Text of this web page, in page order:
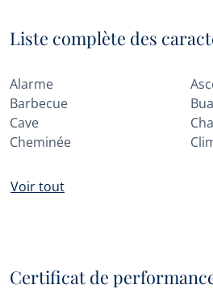
Liste complète des
Alarme
Barbecue
Cave
Cheminée
Voir tout
Certificat de